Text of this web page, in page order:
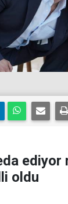
ediyor
oldu